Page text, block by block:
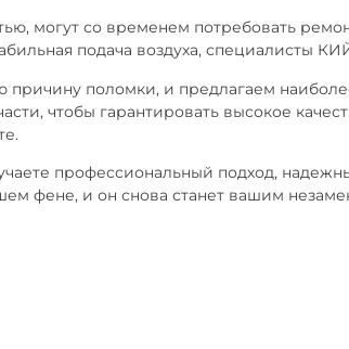
могут со временем потребовать
подача воздуха, специалисты
причину поломки, и предлагаем
чтобы гарантировать высокое
профессиональный подход,
фене, и он снова станет вашим